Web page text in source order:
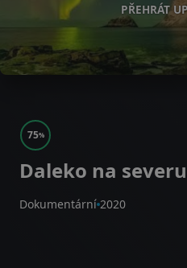
PŘEHRÁT
75%
Daleko na severu
Dokumentární 2020